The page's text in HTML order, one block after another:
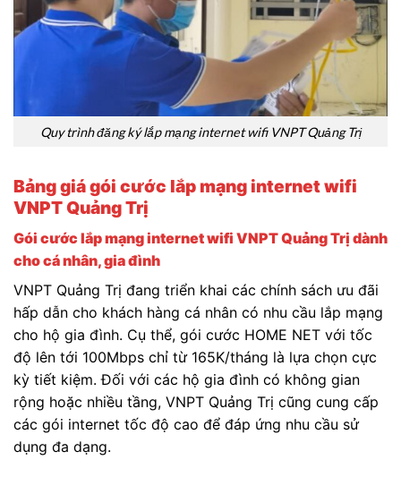
Quy trình đăng ký lắp mạng internet wifi VNPT Quảng Trị
Bảng giá gói cước lắp mạng internet wifi
VNPT Quảng Trị
Gói cước lắp mạng internet wifi VNPT Quảng Trị dành
cho cá nhân, gia đình
VNPT Quảng Trị đang triển khai các chính sách ưu đãi
hấp dẫn cho khách hàng cá nhân có nhu cầu lắp mạng
cho hộ gia đình. Cụ thể, gói cước HOME NET với tốc
độ lên tới 100Mbps chỉ từ 165K/tháng là lựa chọn cực
kỳ tiết kiệm. Đối với các hộ gia đình có không gian
rộng hoặc nhiều tầng, VNPT Quảng Trị cũng cung cấp
các gói internet tốc độ cao để đáp ứng nhu cầu sử
dụng đa dạng.